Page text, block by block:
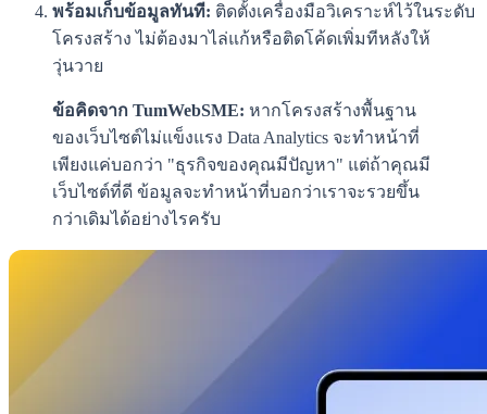
พร้อมเก็บข้อมูลทันที: ติดตั้งเครื่องมือวิเคราะห์ไว้ในระดับ
โครงสร้าง ไม่ต้องมาไล่แก้หรือติดโค้ดเพิ่มทีหลังให้
วุ่นวาย
ข้อคิดจาก TumWebSME: หากโครงสร้างพื้นฐาน
ของเว็บไซต์ไม่แข็งแรง Data Analytics จะทำหน้าที่
เพียงแค่บอกว่า "ธุรกิจของคุณมีปัญหา" แต่ถ้าคุณมี
เว็บไซต์ที่ดี ข้อมูลจะทำหน้าที่บอกว่าเราจะรวยขึ้น
กว่าเดิมได้อย่างไรครับ